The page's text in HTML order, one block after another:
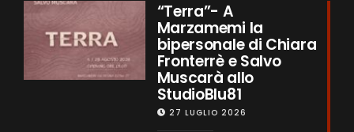
“Terra”- A
Marzamemi la
bipersonale di Chiara
Fronterrè e Salvo
Muscarà allo
StudioBlu81
27 LUGLIO 2026